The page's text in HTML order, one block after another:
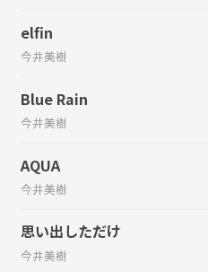
elfin
今井美樹
Blue Rain
今井美樹
AQUA
今井美樹
思い出しただけ
今井美樹